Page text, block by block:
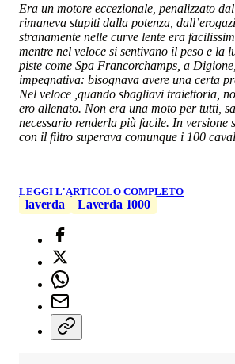
Era un motore eccezionale, penalizzato
rimaneva stupiti dalla potenza,
stranamente nelle curve lente era
mentre nel veloce si sentivano il peso e la
piste come Spa Francorchamps, a
impegnativa: bisognava avere una certa
Nel veloce ,quando sbagliavi traiettoria,
ero allenato. Non era una moto per tutti,
necessario renderla più facile. In versione
con il filtro superava comunque i 100
LEGGI L'ARTICOLO COMPLETO
laverda Laverda 1000